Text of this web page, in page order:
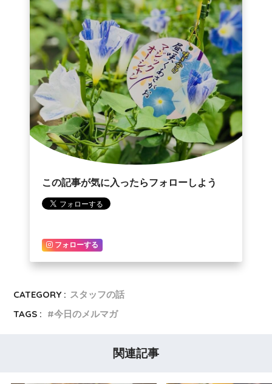
この記事が気に入ったらフォローしよう
フォローする
CATEGORY : スタッフの話
TAGS :
今日のメルマガ
関連記事